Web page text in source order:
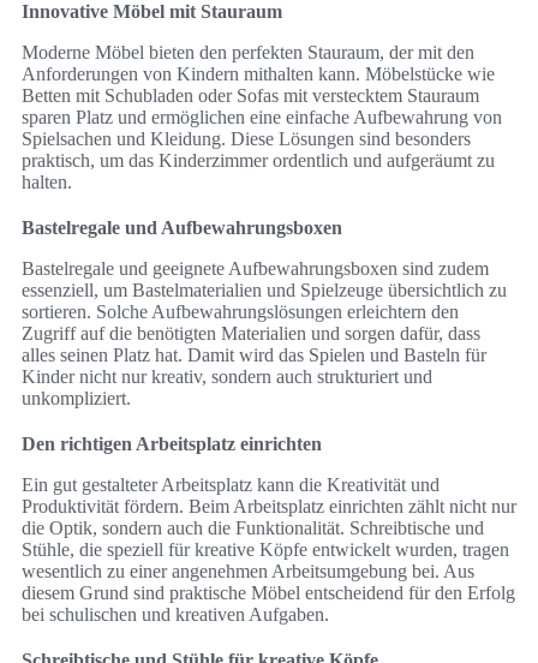
Innovative Möbel mit Stauraum
Moderne Möbel bieten den perfekten Stauraum, der mit den
Anforderungen von Kindern mithalten kann. Möbelstücke wie
Betten mit Schubladen oder Sofas mit verstecktem Stauraum
sparen Platz und ermöglichen eine einfache Aufbewahrung von
Spielsachen und Kleidung. Diese Lösungen sind besonders
praktisch, um das Kinderzimmer ordentlich und aufgeräumt zu
halten.
Bastelregale und Aufbewahrungsboxen
Bastelregale und geeignete Aufbewahrungsboxen sind zudem
essenziell, um Bastelmaterialien und Spielzeuge übersichtlich zu
sortieren. Solche Aufbewahrungslösungen erleichtern den
Zugriff auf die benötigten Materialien und sorgen dafür, dass
alles seinen Platz hat. Damit wird das Spielen und Basteln für
Kinder nicht nur kreativ, sondern auch strukturiert und
unkompliziert.
Den richtigen Arbeitsplatz einrichten
Ein gut gestalteter Arbeitsplatz kann die Kreativität und
Produktivität fördern. Beim Arbeitsplatz einrichten zählt nicht nur
die Optik, sondern auch die Funktionalität. Schreibtische und
Stühle, die speziell für kreative Köpfe entwickelt wurden, tragen
wesentlich zu einer angenehmen Arbeitsumgebung bei. Aus
diesem Grund sind praktische Möbel entscheidend für den Erfolg
bei schulischen und kreativen Aufgaben.